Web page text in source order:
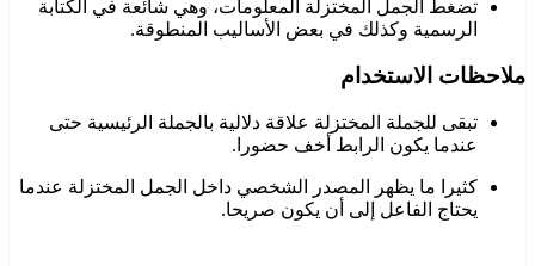
تضغط الجمل المختزلة المعلومات، وهي شائعة في الكتابة
الرسمية وكذلك في بعض الأساليب المنطوقة.
ملاحظات الاستخدام
تبقى للجملة المختزلة علاقة دلالية بالجملة الرئيسية حتى
عندما يكون الرابط أخف حضورا.
كثيرا ما يظهر المصدر الشخصي داخل الجمل المختزلة عندما
يحتاج الفاعل إلى أن يكون صريحا.